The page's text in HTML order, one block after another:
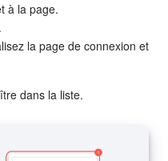
à la page.
la page de connexion et
dans la liste.